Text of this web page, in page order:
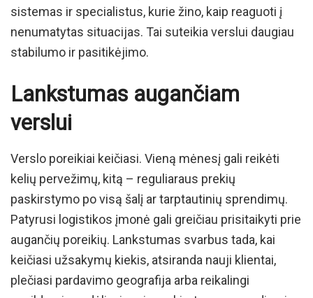
sistemas ir specialistus, kurie žino, kaip reaguoti į
nenumatytas situacijas. Tai suteikia verslui daugiau
stabilumo ir pasitikėjimo.
Lankstumas augančiam
verslui
Verslo poreikiai keičiasi. Vieną mėnesį gali reikėti
kelių pervežimų, kitą – reguliaraus prekių
paskirstymo po visą šalį ar tarptautinių sprendimų.
Patyrusi logistikos įmonė gali greičiau prisitaikyti prie
augančių poreikių. Lankstumas svarbus tada, kai
keičiasi užsakymų kiekis, atsiranda nauji klientai,
plečiasi pardavimo geografija arba reikalingi